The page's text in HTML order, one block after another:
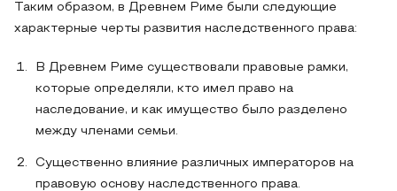
Таким образом, в Древнем Риме были следующие
характерные черты развития наследственного права:
В Древнем Риме существовали правовые рамки,
которые определяли, кто имел право на
наследование, и как имущество было разделено
между членами семьи.
Существенно влияние различных императоров на
правовую основу наследственного права.